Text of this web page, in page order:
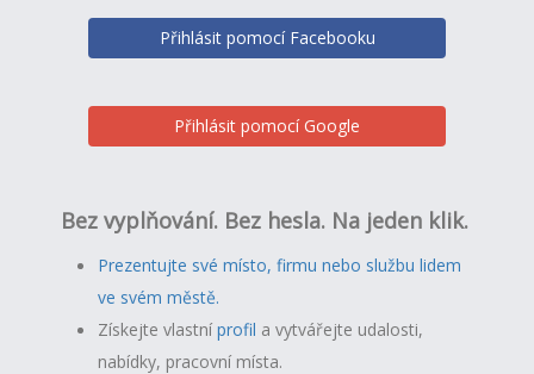
Přihlásit pomocí Facebooku
Přihlásit pomocí Google
Bez vyplňování. Bez hesla. Na jeden klik.
Prezentujte své místo, firmu nebo službu lidem
ve svém městě.
Získejte vlastníprofil a vytvářejte udalosti,
nabídky, pracovní místa.